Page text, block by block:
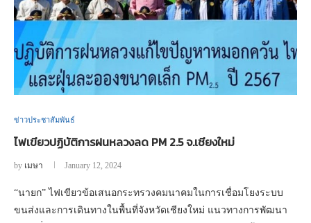
ข่าวประชาสัมพันธ์
ไฟเขียวปฏิบัติการฝนหลวงลด PM 2.5 จ.เชียงใหม่
by เมษา January 12, 2024
“นายก” ไฟเขียวข้อเสนอกระทรวงคมนาคมในการเชื่อมโยงระบบ
ขนส่งและการเดินทางในพื้นที่จังหวัดเชียงใหม่ แนวทางการพัฒนา